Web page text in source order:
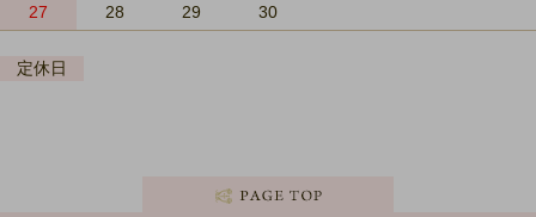
27
28 29 30
定休日